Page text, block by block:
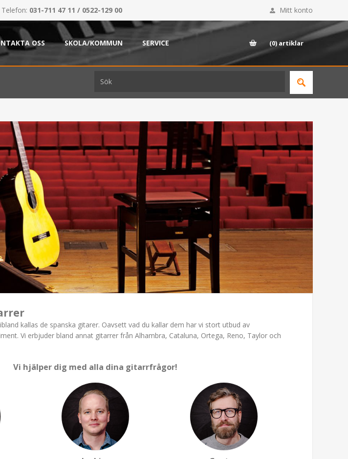
Telefon: 031-711 47 11 / 0522-129 00 Mitt konto
OSS SKOLA/KOMMUN SERVICE (0) artiklar
kallas de spanska gitarer. Oavsett vad du kallar dem har vi stort utbud av
Vi erbjuder bland annat gitarrer från Alhambra, Cataluna, Ortega, Reno, Taylor och
Vi hjälper dig med alla dina gitarrfrågor!